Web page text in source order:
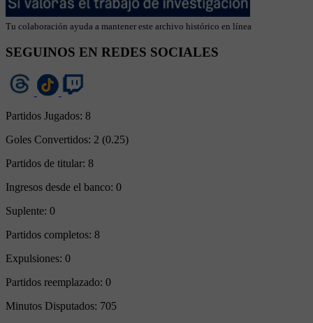
Tu colaboración ayuda a mantener este archivo histórico en línea
SEGUINOS EN REDES SOCIALES
Partidos Jugados: 8
Goles Convertidos: 2 (0.25)
Partidos de titular: 8
Ingresos desde el banco: 0
Suplente: 0
Partidos completos: 8
Expulsiones: 0
Partidos reemplazado: 0
Minutos Disputados: 705